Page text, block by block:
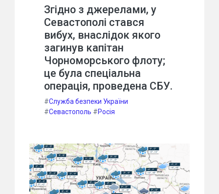
Згідно з джерелами, у
Севастополі стався
вибух, внаслідок якого
загинув капітан
Чорноморського флоту;
це була спеціальна
операція, проведена СБУ.
#Служба безпеки України
#Севастополь #Росія